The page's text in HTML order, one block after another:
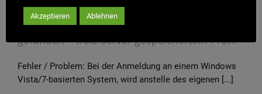
Das lokale Benutzerprofil wurde nicht
gefunden – trotz Server gespeichertem Profil
Fehler / Problem: Bei der Anmeldung an einem Windows
Vista/7-basierten System, wird anstelle des eigenen [...]
Akzeptieren Ablehnen